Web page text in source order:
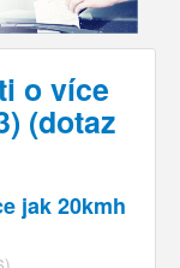
o více
(dotaz
jak 20kmh